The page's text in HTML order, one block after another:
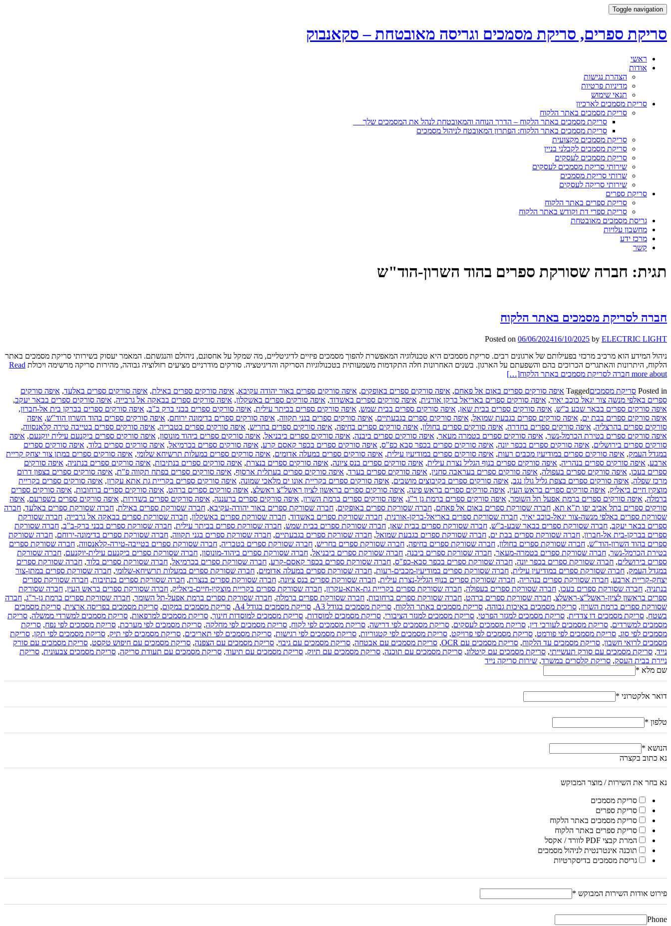
Toggle navigation
סריקת ספרים, סריקת מסמכים וגריסה מאובטחת – סקאנבוק
Skip
ראשי
אודות
הצהרת נגישות
מדיניות פרטיות
תנאי שימוש
סריקת מסמכים לארכיון
סריקת מסמכים באתר הלקוח
סריקת מסמכים באתר הלקוח – הדרך הנוחה והמאובטחת לנהל את המסמכים שלך
סריקת מסמכים באתר הלקוח: הפתרון המאובטח לניהול מסמכים
סריקת מסמכים מקצועית
סריקת מסמכים לקבלני בניין
סריקת מסמכים לעסקים
שירותי סריקת מסמכים לעסקים
שרותי סריקת מסמכים
שירותי סריקה לעסקים
סריקת ספרים
סריקת ספרים באתר הלקוח
סריקת ספרי דת וקודש באתר הלקוח
גריסת מסמכים מאובטחת
מחשבון עלויות
מרכז ידע
קשר
תגית: חברה שסורקת ספרים בהוד השרון-הוד"ש
חברה לסריקת מסמכים באתר הלקוח
Posted on 06/06/202416/10/2025 by ELECTRIC LIGHT
ניהול המידע הוא מרכיב מרכזי בפעילותם של ארגונים רבים. סריקת מסמכים היא טכנולוגיה המאפשרת להפוך מסמכים פיזיים לדיגיטליים, מה שמקל על אחסונם, ניהולם והנגשתם. המאמר יעסוק בשירותי סריקת מסמכים באתר
הלקוח, היתרונות והאתגרים הכרוכים בהם והשפעתם על הארגון. בשנים האחרונות חלה התקדמות משמעותית בטכנולוגיות הסריקה והדיגיטציה. סורקים מודרניים מציעים רזולוציה גבוהה, מהירות סריקה מרשימה ויכולת Read
more about חברה לסריקת מסמכים באתר הלקוח
[…]
Posted in סריקת מסמכיםTagged איפה סורקים ספרים באום אל פאחם, איפה סורקים ספרים באופקים, איפה סורקים ספרים באור יהודה עקיבא, איפה סורקים ספרים באילת, איפה סורקים ספרים באלעד, איפה סורקים
ספרים באלפי מנשה צור יגאל כוכב יאיר, איפה סורקים ספרים באריאל ברקן אורנית, איפה סורקים ספרים באשדוד, איפה סורקים ספרים באשקלון, איפה סורקים ספרים בבאקה אל גרבייה, איפה סורקים ספרים בבאר יעקב,
איפה סורקים ספרים בבאר שבע ב"ש, איפה סורקים ספרים בבית שאן, איפה סורקים ספרים בבית שמש, איפה סורקים ספרים בביתר עילית, איפה סורקים ספרים בבני ברק ב"ב, איפה סורקים ספרים בברקן בית אל-חברון,
איפה סורקים ספרים בבת ים, איפה סורקים ספרים בגבעת שמואל, איפה סורקים ספרים בגבעתיים, איפה סורקים ספרים בגני תקווה, איפה סורקים ספרים בדימונה ירוחם, איפה סורקים ספרים בהוד השרון הוד"ש, איפה
סורקים ספרים בהרצליה, איפה סורקים ספרים בחדרה, איפה סורקים ספרים בחולון, איפה סורקים ספרים בחיפה, איפה סורקים ספרים בחריש, איפה סורקים ספרים בטבריה, איפה סורקים ספרים בטייבה טירה קלאנסווה,
איפה סורקים ספרים בטירת הכרמל-נשר, איפה סורקים ספרים בטמרה מעאר, איפה סורקים ספרים ביבנה, איפה סורקים ספרים ביבניאל, איפה סורקים ספרים ביהוד מונוסון, איפה סורקים ספרים ביקנעם עילית יוקנעם, איפה
סורקים ספרים בירושלים, איפה סורקים ספרים בכפר יונה, איפה סורקים ספרים בכפר סבא כפ"ס, איפה סורקים ספרים בכפר קאסם קרע, איפה סורקים ספרים בכרמיאל, איפה סורקים ספרים בלוד, איפה סורקים ספרים
במגדל העמק, איפה סורקים ספרים במודיעין מכבים רעות, איפה סורקים ספרים במודיעין עילית, איפה סורקים ספרים במעלה אדומים, איפה סורקים ספרים במעלות תרשיחא שלומי, איפה סורקים ספרים במתן צור יצחק קריית
ארבע, איפה סורקים ספרים בנהריה, איפה סורקים ספרים בנוף הגליל נצרת עילית, איפה סורקים ספרים בנס ציונה, איפה סורקים ספרים בנצרת, איפה סורקים ספרים בנתיבות, איפה סורקים ספרים בנתניה, איפה סורקים
ספרים בעכו, איפה סורקים ספרים בעפולה, איפה סורקים ספרים בעראבה סחנין, איפה סורקים ספרים בערד, איפה סורקים ספרים בעתלית ארסוף, איפה סורקים ספרים בפתח תקווה פ"ת, איפה סורקים ספרים בצפון דרום
מרכז שפלה, איפה סורקים ספרים בצפת גליל גולן נגב, איפה סורקים ספרים בקיבוצים מושבים, איפה סורקים ספרים בקריית אונו ים מלאכי שמונה, איפה סורקים ספרים בקריית גת אתא עקרון, איפה סורקים ספרים בקריית
מוצקין חיים ביאליק, איפה סורקים ספרים בראש העין, איפה סורקים ספרים בראש פינה, איפה סורקים ספרים בראשון לציון ראשל"צ ראשלצ, איפה סורקים ספרים ברהט, איפה סורקים ספרים ברחובות, איפה סורקים ספרים
ברמלה, איפה סורקים ספרים ברמת אפעל תל השומר, איפה סורקים ספרים ברמת גן ר"ג, איפה סורקים ספרים ברמת השרון, איפה סורקים ספרים ברעננה, איפה סורקים ספרים בשדרות, איפה סורקים ספרים בשפרעם, איפה
סורקים ספרים בתל אביב יפו ת"א תא, חברה שסורקת ספרים באום אל פאחם, חברה שסורקת ספרים באופקים, חברה שסורקת ספרים באור יהודה-עקיבא, חברה שסורקת ספרים באילת, חברה שסורקת ספרים באלעד, חברה
שסורקת ספרים באלפי מנשה-צור יגאל-כוכב יאיר, חברה שסורקת ספרים באריאל-ברקן-אורנית, חברה שסורקת ספרים באשדוד, חברה שסורקת ספרים באשקלון, חברה שסורקת ספרים בבאקה אל גרבייה, חברה שסורקת
ספרים בבאר יעקב, חברה שסורקת ספרים בבאר שבע-ב"ש, חברה שסורקת ספרים בבית שאן, חברה שסורקת ספרים בבית שמש, חברה שסורקת ספרים בביתר עילית, חברה שסורקת ספרים בבני ברק-ב"ב, חברה שסורקת
ספרים בברקן-בית אל-חברון, חברה שסורקת ספרים בבת ים, חברה שסורקת ספרים בגבעת שמואל, חברה שסורקת ספרים בגבעתיים, חברה שסורקת ספרים בגני תקווה, חברה שסורקת ספרים בדימונה-ירוחם, חברה שסורקת
ספרים בהוד השרון-הוד"ש, חברה שסורקת ספרים בחולון, חברה שסורקת ספרים בחיפה, חברה שסורקת ספרים בחריש, חברה שסורקת ספרים בטבריה, חברה שסורקת ספרים בטייבה-טירה-קלאנסווה, חברה שסורקת ספרים
בטירת הכרמל-נשר, חברה שסורקת ספרים בטמרה-מעאר, חברה שסורקת ספרים ביבנה, חברה שסורקת ספרים ביבניאל, חברה שסורקת ספרים ביהוד-מונוסון, חברה שסורקת ספרים ביקנעם עילית-יוקנעם, חברה שסורקת
ספרים בירושלים, חברה שסורקת ספרים בכפר יונה, חברה שסורקת ספרים בכפר סבא-כפ"ס, חברה שסורקת ספרים בכפר קאסם-קרע, חברה שסורקת ספרים בכרמיאל, חברה שסורקת ספרים בלוד, חברה שסורקת ספרים
במגדל העמק, חברה שסורקת ספרים במודיעין עילית, חברה שסורקת ספרים במודיעין-מכבים-רעות, חברה שסורקת ספרים במעלה אדומים, חברה שסורקת ספרים במעלות תרשיחא-שלומי, חברה שסורקת ספרים במתן-צור
יצחק-קריית ארבע, חברה שסורקת ספרים בנהריה, חברה שסורקת ספרים בנוף הגליל-נצרת עילית, חברה שסורקת ספרים בנס ציונה, חברה שסורקת ספרים בנצרת, חברה שסורקת ספרים בנתיבות, חברה שסורקת ספרים
בנתניה, חברה שסורקת ספרים בעכו, חברה שסורקת ספרים בעפולה, חברה שסורקת ספרים בקריית גת-אתא-עקרון, חברה שסורקת ספרים בקריית מוצקין-חיים-ביאליק, חברה שסורקת ספרים בראש העין, חברה שסורקת
ספרים בראשון לציון-ראשל"צ-ראשלצ, חברה שסורקת ספרים ברהט, חברה שסורקת ספרים ברחובות, חברה שסורקת ספרים ברמלה, חברה שסורקת ספרים ברמת אפעל-תל השומר, חברה שסורקת ספרים ברמת גן-ר"ג, חברה
שסורקת ספרים ברמת השרון, סריקת מסמכים באיכות גבוהה, סריקת מסמכים באתר הלקוח, סריקת מסמכים בגודל A3 , סריקת מסמכים בגודל A4 , סריקת מסמכים במקום, סריקת מסמכים בפריסה ארצית, סריקת מסמכים
בשטח, סריקת מסמכים דו צדדית, סריקת מסמכים למגזר הפרטי, סריקת מסמכים למגזר הציבורי, סריקת מסמכים למוסדות, סריקת מסמכים למוסדות חינוך, סריקת מסמכים למרפאות, סריקת מסמכים למשרדי ממשלה, סריקת
מסמכים למשרדים, סריקת מסמכים לעורכי דין, סריקת מסמכים לעסקים, סריקת מסמכים לפי דרישה, סריקת מסמכים לפי לקוח, סריקת מסמכים לפי מחלקה, סריקת מסמכים לפי מערכת, סריקת מסמכים לפי נפח, סריקת
מסמכים לפי סוג, סריקת מסמכים לפי פורמט, סריקת מסמכים לפי פרויקט, סריקת מסמכים לפי קטגוריות, סריקת מסמכים לפי רגישות, סריקת מסמכים לפי תאריכים, סריקת מסמכים לפי תיק, סריקת מסמכים לפי תקן, סריקת
מסמכים לרואי חשבון, סריקת מסמכים עד הלקוח, סריקת מסמכים עם OCR , סריקת מסמכים עם אבטחה, סריקת מסמכים עם גיבוי, סריקת מסמכים עם הצפנה, סריקת מסמכים עם חיפוש טקסט, סריקת מסמכים עם סורק
נייד, סריקת מסמכים עם סורק תעשייתי, סריקת מסמכים עם קיטלוג, סריקת מסמכים עם תוכנה, סריקת מסמכים עם תיוק, סריקת מסמכים עם תיעוד, סריקת מסמכים עם תעודת סריקה, סריקת מסמכים צבעונית, סריקת
ניירת בבית העסק, סריקת קלסרים במשרד, שירות סריקה נייד
שם מלא *
דואר אלקטרוני *
טלפון *
הנושא *
נא כתוב בקצרה
נא בחר את השירות / מוצר המבוקש
סריקת מסמכים
סריקת ספרים
סריקת מסמכים באתר הלקוח
סריקת ספרים באתר הלקוח
המרת קבצי PDF לוורד / אקסל
תוכנה אינטרנטית לניהול מסמכים
גריסת מסמכים בדיסקרטיות
פירוט אודות השירות המבוקש *
Phone